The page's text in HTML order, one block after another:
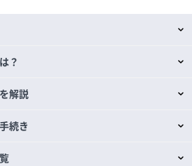
？
解説
続き